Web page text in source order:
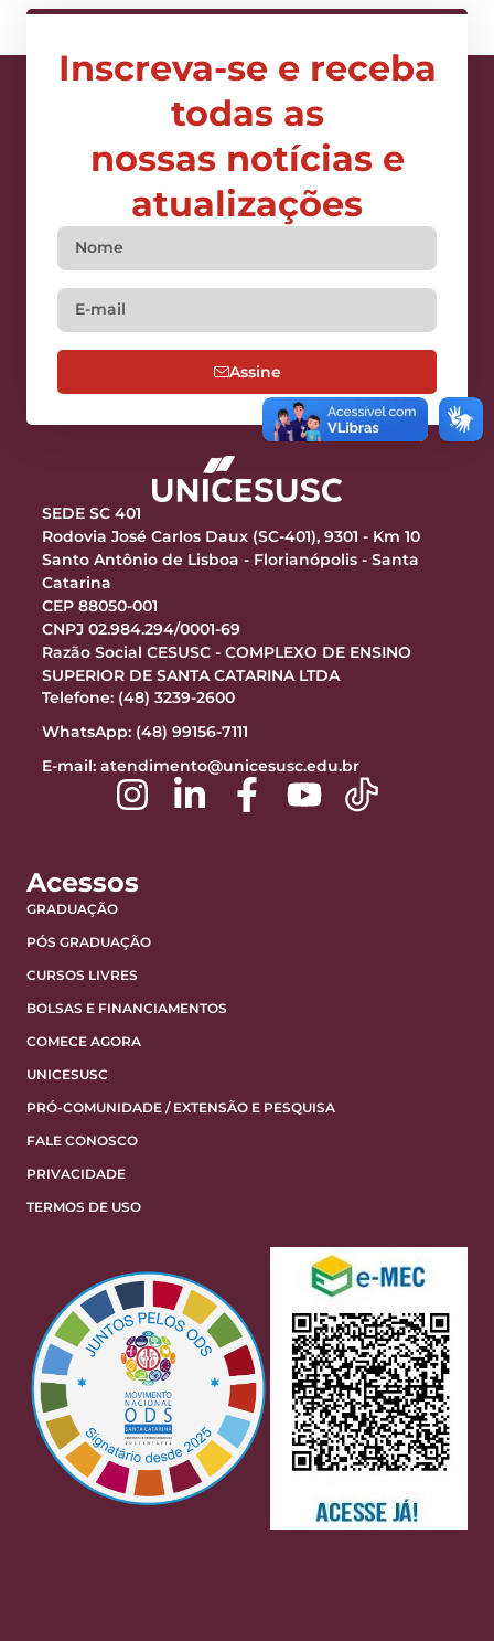
Inscreva-se e receba
todas as
nossas notícias e
atualizações
Assine
SEDE SC 401
Rodovia José Carlos Daux (SC-401), 9301 - Km 10
Santo Antônio de Lisboa - Florianópolis - Santa
Catarina
CEP 88050-001
CNPJ 02.984.294/0001-69
Razão Social CESUSC - COMPLEXO DE ENSINO
SUPERIOR DE SANTA CATARINA LTDA
Telefone: (48) 3239-2600
WhatsApp: (48) 99156-7111
E-mail: atendimento@unicesusc.edu.br
Acessos
GRADUAÇÃO
PÓS GRADUAÇÃO
CURSOS LIVRES
BOLSAS E FINANCIAMENTOS
COMECE AGORA
UNICESUSC
PRÓ-COMUNIDADE / EXTENSÃO E PESQUISA
FALE CONOSCO
PRIVACIDADE
TERMOS DE USO